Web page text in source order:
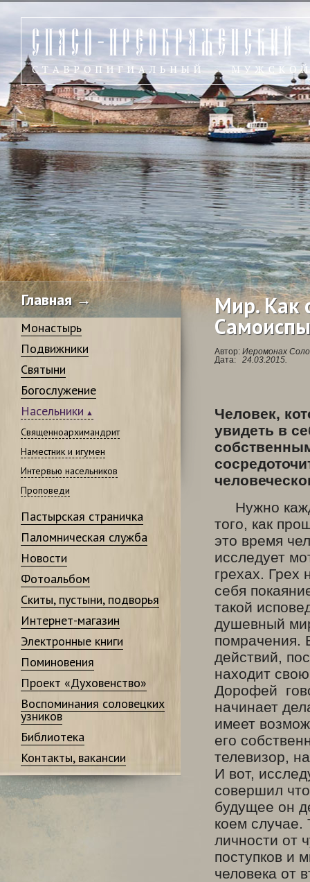
Главная →
Монастырь
Подвижники
Святыни
Богослужение
Насельники
Священноархимандрит
Наместник и игумен
Интервью насельников
Проповеди
Пастырская страничка
Паломническая служба
Новости
Фотоальбом
Скиты, пустыни, подворья
Интернет-магазин
Электронные книги
Поминовения
Проект «Духовенство»
Воспоминания соловецких
узников
Библиотека
Контакты, вакансии
Мир. Как
Автор: Иеромонах
Дата:
24.03.2015.
Человек,
увидеть в
Нужно
того, как
это время
исследует
грехах. Грех
себя
такой
душевный
помрачения.
действий,
находит
Дорофей
начинает
имеет
его
телевизор,
И вот,
совершил
будущее он
коем случае.
личности от
поступков и
человека от